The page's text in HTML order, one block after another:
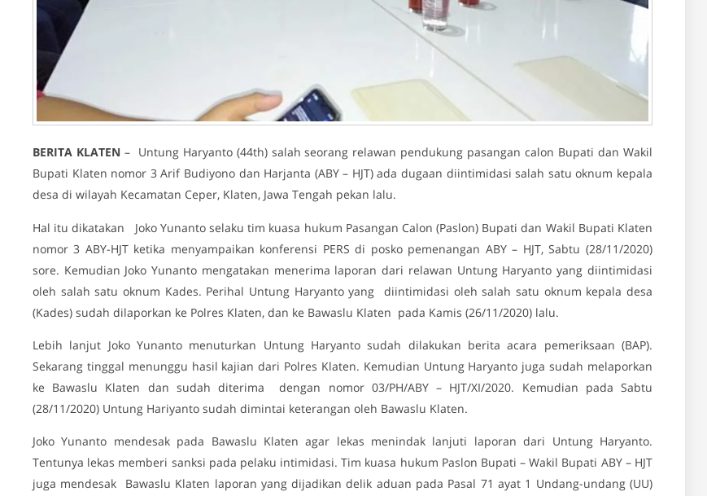
BERITA KLATEN– Untung Haryanto (44th) salah seorang relawan pendukung pasangan calon Bupati dan Wakil
Bupati Klaten nomor 3 Arif Budiyono dan Harjanta (ABY – HJT) ada dugaan diintimidasi salah satu oknum kepala
desa di wilayah Kecamatan Ceper, Klaten, Jawa Tengah pekan lalu.
Hal itu dikatakan Joko Yunanto selaku tim kuasa hukum Pasangan Calon (Paslon) Bupati dan Wakil Bupati Klaten
nomor 3 ABY-HJT ketika menyampaikan konferensi PERS di posko pemenangan ABY – HJT, Sabtu (28/11/2020)
sore. Kemudian Joko Yunanto mengatakan menerima laporan dari relawan Untung Haryanto yang diintimidasi
oleh salah satu oknum Kades. Perihal Untung Haryanto yang diintimidasi oleh salah satu oknum kepala desa
(Kades) sudah dilaporkan ke Polres Klaten, dan ke Bawaslu Klaten pada Kamis (26/11/2020) lalu.
Lebih lanjut Joko Yunanto menuturkan Untung Haryanto sudah dilakukan berita acara pemeriksaan (BAP).
Sekarang tinggal menunggu hasil kajian dari Polres Klaten. Kemudian Untung Haryanto juga sudah melaporkan
ke Bawaslu Klaten dan sudah diterima dengan nomor 03/PH/ABY – HJT/XI/2020. Kemudian pada Sabtu
(28/11/2020) Untung Hariyanto sudah dimintai keterangan oleh Bawaslu Klaten.
Joko Yunanto mendesak pada Bawaslu Klaten agar lekas menindak lanjuti laporan dari Untung Haryanto.
Tentunya lekas memberi sanksi pada pelaku intimidasi. Tim kuasa hukum Paslon Bupati – Wakil Bupati ABY – HJT
juga mendesak Bawaslu Klaten laporan yang dijadikan delik aduan pada Pasal 71 ayat 1 Undang-undang (UU)